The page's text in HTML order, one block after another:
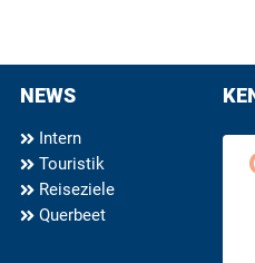
NEWS
Intern
Touristik
Reiseziele
Querbeet